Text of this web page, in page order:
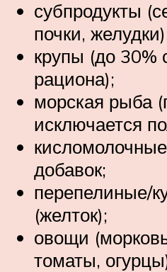
субпродукты
почки,
крупы (до 30%
рациона);
морская рыба
исключается
добавок;
перепелиные/
(желток);
овощи
томаты,